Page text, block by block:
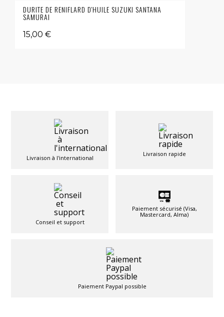
DURITE DE RENIFLARD D'HUILE SUZUKI SANTANA
SAMURAI
15,00 €
Livraison à l'international
Livraison rapide
Conseil et support
Paiement sécurisé (Visa,
Mastercard, Alma)
Paiement Paypal possible